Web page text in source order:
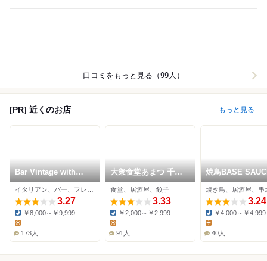
口コミをもっと見る（99人）
[PR] 近くのお店 もっと見る
Bar Vintage with
Restaurant
3.27
Dinner:
￥8,000～￥9,999
-
173人
大衆食堂あまつ 千葉
駅前店
食堂、居酒屋、餃子
3.33
Dinner:
￥2,000～￥2,999
Lunch:
-
91人
焼鳥BASE
SALT
焼き鳥、居酒屋、串
3.24
Dinner:
￥4,000～￥4,999
Lunch:
-
40人